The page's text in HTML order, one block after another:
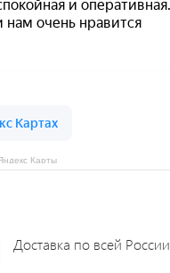
Карты
Доставка по всей России